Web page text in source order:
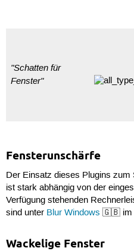
"Schatten für
Fenster"
Fensterunschärfe
Der Einsatz dieses Plugins
ist stark abhängig von der
Verfügung stehenden
sind unter Blur Windows 🇬🇧 im
Wackelige Fenster